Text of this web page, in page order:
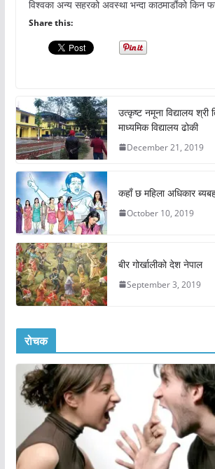
विश्वका अन्य सहरको अवस्था भन्दा काठमाडौंको किन
Share this:
उत्कृष्ट नमूना विद्यालय श्री
माध्यमिक विद्यालय ढोकी
December 21, 2019
कहाँ छ महिला अधिकार
October 10, 2019
बीर गोर्खालीको देश नेपाल
September 3, 2019
रोचक